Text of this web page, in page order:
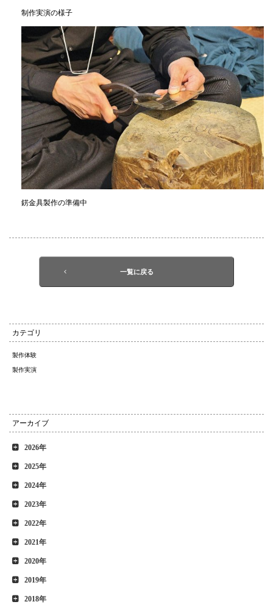
制作実演の様子
錺金具製作の準備中
一覧に戻る
カテゴリ
製作体験
製作実演
アーカイブ
2026年
2025年
2024年
2023年
2022年
2021年
2020年
2019年
2018年